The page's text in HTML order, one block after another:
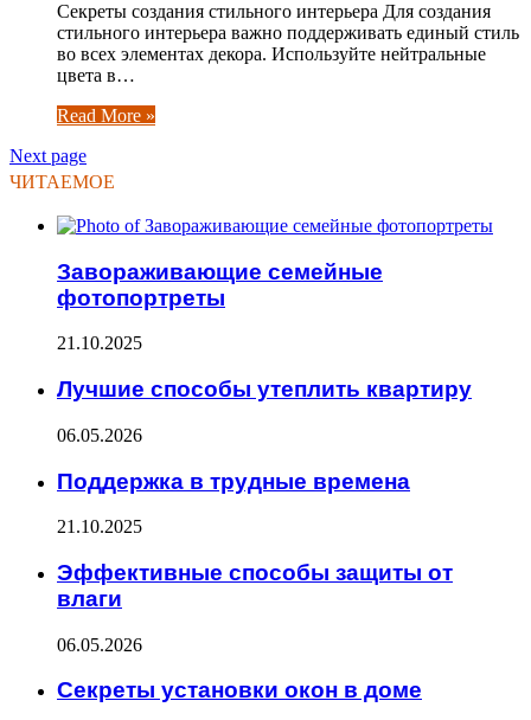
Секреты создания стильного интерьера Для создания
стильного интерьера важно поддерживать единый стиль
во всех элементах декора. Используйте нейтральные
цвета в…
Read More »
Next page
ЧИТАЕМОЕ
Завораживающие семейные
фотопортреты
21.10.2025
Лучшие способы утеплить квартиру
06.05.2026
Поддержка в трудные времена
21.10.2025
Эффективные способы защиты от
влаги
06.05.2026
Секреты установки окон в доме